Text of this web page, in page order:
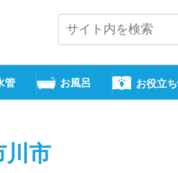
管 お風呂 お役立
川市